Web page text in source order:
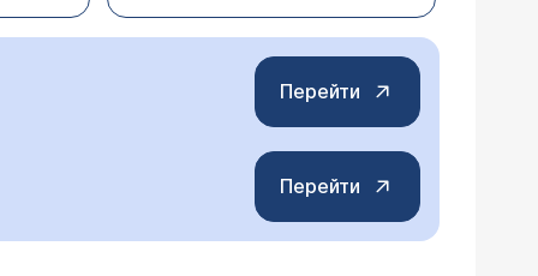
в паховой части правой ноги.
правой ноги и более слабые - в
и назначить курс
А.
осмотра компетентное мнение
на осмотр, определимся с диагнозом
Перейти
Перейти